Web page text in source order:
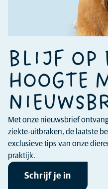
BLIJF OP
HOOGTE
Met onze nieuwsbrief
ziekte-uitbraken, de laatste
exclusieve tips van onze
praktijk.
Schrijf je in